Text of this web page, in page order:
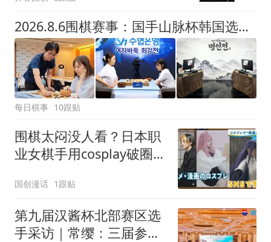
2026.8.6围棋赛事：国手山脉杯韩国选拔,卞相壹胜金炯佑李廷宇负金明训
每日棋事 10跟贴
围棋太闷没人看？日本职
业女棋手用cosplay破圈，
国创漫话 1跟贴
第九届汉酱杯北部赛区选
手采访｜常缨：三届参